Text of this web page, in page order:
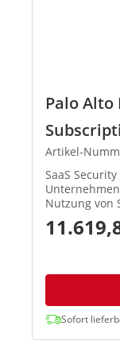
Palo Alto
Artikel-
SaaS
Nutzung von
vergrößert
zunutze.
Sofort